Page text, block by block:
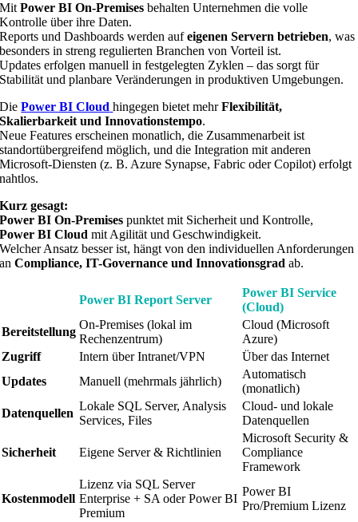
MitPower BI On-Premises behalten Unternehmen die volle
Kontrolle über ihre Daten.
Reports und Dashboards werden aufeigenen Servern betrieben, was
besonders in streng regulierten Branchen von Vorteil ist.
Updates erfolgen manuell in festgelegten Zyklen – das sorgt für
Stabilität und planbare Veränderungen in produktiven Umgebungen.
DiePower BI Cloud hingegen bietet mehrFlexibilität,
Skalierbarkeit und Innovationstempo.
Neue Features erscheinen monatlich, die Zusammenarbeit ist
standortübergreifend möglich, und die Integration mit anderen
Microsoft-Diensten (z. B. Azure Synapse, Fabric oder Copilot) erfolgt
nahtlos.
Kurz gesagt:
Power BI On-Premises punktet mit Sicherheit und Kontrolle,
Power BI Cloud mit Agilität und Geschwindigkeit.
Welcher Ansatz besser ist, hängt von den individuellen Anforderungen
anCompliance, IT-Governance und Innovationsgrad ab.
Power BI Report Server
Power BI Service
(Cloud)
Bereitstellung
On-Premises (lokal im
Rechenzentrum)
Cloud (Microsoft
Azure)
Zugriff
Intern über Intranet/VPN
Über das Internet
Updates
Manuell (mehrmals jährlich)
Automatisch
(monatlich)
Datenquellen
Lokale SQL Server, Analysis
Services, Files
Cloud- und lokale
Datenquellen
Sicherheit Eigene Server & Richtlinien
Microsoft Security &
Compliance
Framework
Kostenmodell
Lizenz via SQL Server
Enterprise + SA oder Power BI
Premium
Power BI
Pro/Premium Lizenz